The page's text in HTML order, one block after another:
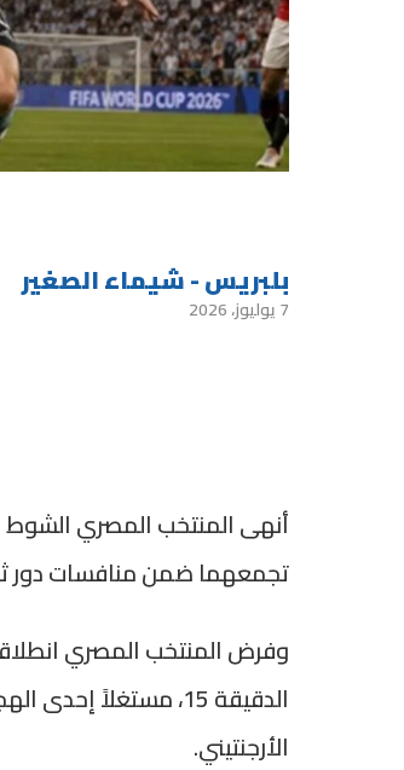
بلبريس - شيماء الصغير
7 يوليوز، 2026
أنهى المنتخب المصري الشوط
تجمعهما ضمن منافسات دور ثمن
وفرض المنتخب المصري
الدقيقة 15، مستغلاً
الأرجنتيني.